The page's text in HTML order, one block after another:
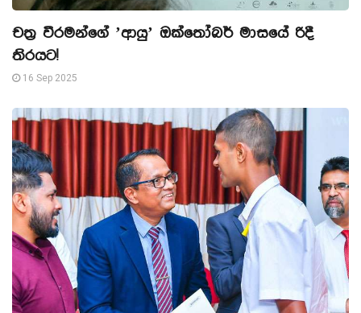
චත්‍ර වීරමන්ගේ ’ආයු’ ඔක්තෝබර් මාසයේ රිදී
තිරයට!
16 Sep 2025